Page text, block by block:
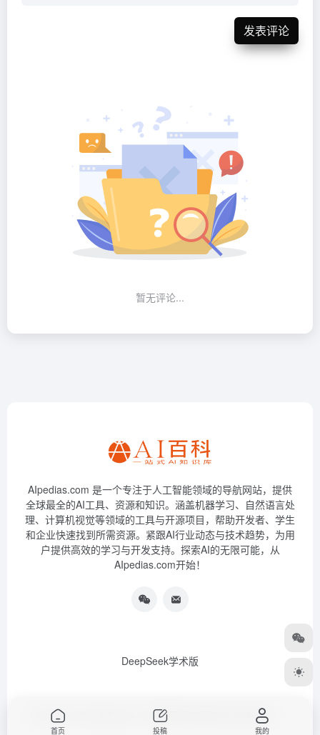
发表评论
暂无评论...
AIpedias.com 是一个专注于人工智能领域的导航网站，提供
全球最全的AI工具、资源和知识。涵盖机器学习、自然语言处
理、计算机视觉等领域的工具与开源项目，帮助开发者、学生
和企业快速找到所需资源。紧跟AI行业动态与技术趋势，为用
户提供高效的学习与开发支持。探索AI的无限可能，从
AIpedias.com开始！
DeepSeek学术版
Copyright © 2026 AIPedias｜AI导航网 浙ICP备2023026385号-3
首页 投稿 我的